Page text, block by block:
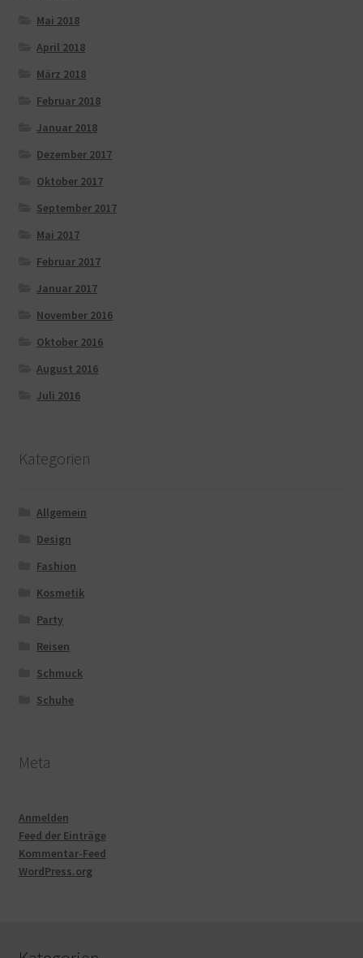
Mai 2018
April 2018
März 2018
Februar 2018
Januar 2018
Dezember 2017
Oktober 2017
September 2017
Mai 2017
Februar 2017
Januar 2017
November 2016
Oktober 2016
August 2016
Juli 2016
Kategorien
Allgemein
Design
Fashion
Kosmetik
Party
Reisen
Schmuck
Schuhe
Meta
Anmelden
Feed der Einträge
Kommentar-Feed
WordPress.org